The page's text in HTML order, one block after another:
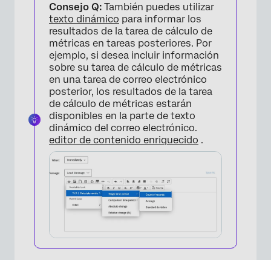
Consejo Q: También puedes utilizar
texto dinámico para informar los
resultados de la tarea de cálculo de
métricas en tareas posteriores. Por
ejemplo, si desea incluir información
sobre su tarea de cálculo de métricas
en una tarea de correo electrónico
posterior, los resultados de la tarea
de cálculo de métricas estarán
disponibles en la parte de texto
dinámico del correo electrónico.
editor de contenido enriquecido .